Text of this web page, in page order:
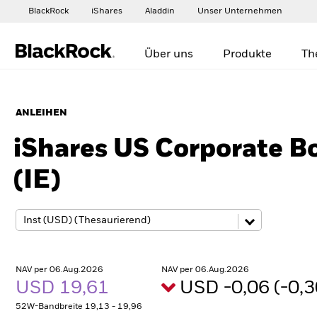
BlackRock iShares Aladdin Unser Unternehmen
Über uns Produkte
ANLEIHEN
iShares US Corporate
(IE)
NAV per 06.Aug.2026
USD 19,61
52W-Bandbreite 19,13 - 19,96
NAV per 06.Aug.2026
USD -0,06 (-